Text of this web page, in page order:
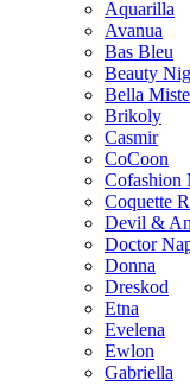
Aquarilla
Avanua
Bas Bleu
Beauty
Bella
Brikoly
Casmir
CoCoon
Cofashion
Coquette
Devil &
Doctor
Donna
Dreskod
Etna
Evelena
Ewlon
Gabriella